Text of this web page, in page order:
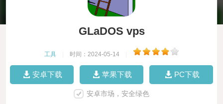
GLaDOS vps
工具 时间：2024-05-14
安卓下载 苹果下载 PC下载
安卓市场，安全绿色